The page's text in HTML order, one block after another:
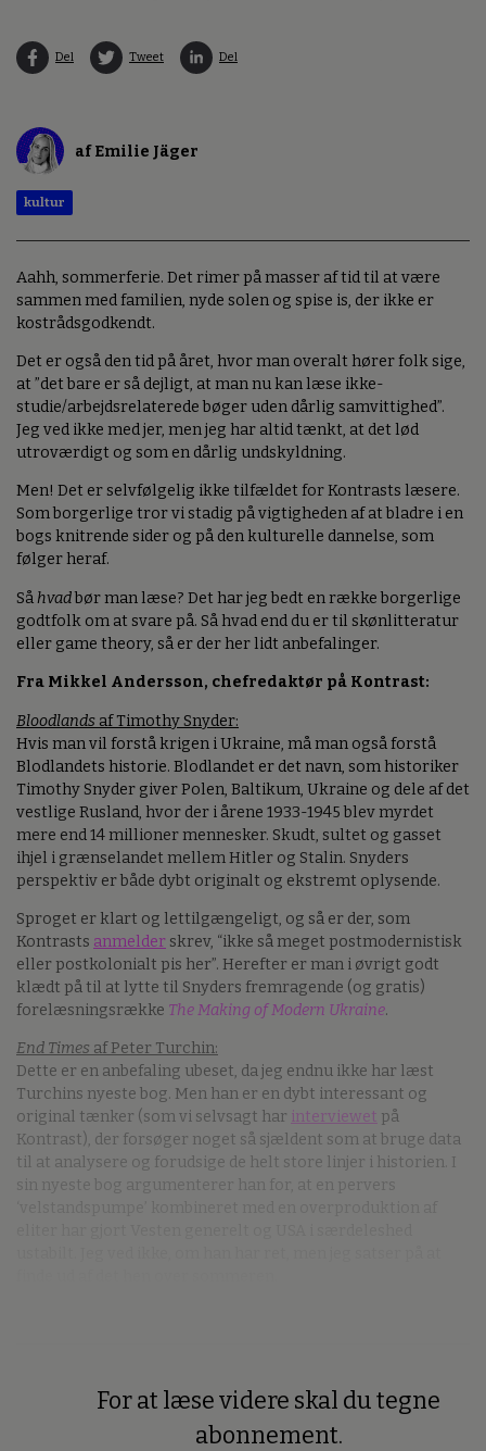
Del Tweet Del
af Emilie Jäger
kultur
Aahh, sommerferie. Det rimer på masser af tid til at være
sammen med familien, nyde solen og spise is, der ikke er
kostrådsgodkendt.
Det er også den tid på året, hvor man overalt hører folk sige,
at ”det bare er så dejligt, at man nu kan læse ikke-
studie/arbejdsrelaterede bøger uden dårlig samvittighed”.
Jeg ved ikke med jer, men jeg har altid tænkt, at det lød
utroværdigt og som en dårlig undskyldning.
Men! Det er selvfølgelig ikke tilfældet for Kontrasts læsere.
Som borgerlige tror vi stadig på vigtigheden af at bladre i en
bogs knitrende sider og på den kulturelle dannelse, som
følger heraf.
Såhvadbør man læse? Det har jeg bedt en række borgerlige
godtfolk om at svare på. Så hvad end du er til skønlitteratur
eller game theory, så er der her lidt anbefalinger.
Fra Mikkel Andersson, chefredaktør på Kontrast:
Bloodlands af Timothy Snyder:
Hvis man vil forstå krigen i Ukraine, må man også forstå
Blodlandets historie. Blodlandet er det navn, som historiker
Timothy Snyder giver Polen, Baltikum, Ukraine og dele af det
vestlige Rusland, hvor der i årene 1933-1945 blev myrdet
mere end 14 millioner mennesker. Skudt, sultet og gasset
ihjel i grænselandet mellem Hitler og Stalin. Snyders
perspektiv er både dybt originalt og ekstremt oplysende.
Sproget er klart og lettilgængeligt, og så er der, som
Kontrasts anmelder skrev, “ikke så meget postmodernistisk
eller postkolonialt pis her”. Herefter er man i øvrigt godt
klædt på til at lytte til Snyders fremragende (og gratis)
forelæsningsrække The Making of Modern Ukraine.
End Times af Peter Turchin:
Dette er en anbefaling ubeset, da jeg endnu ikke har læst
Turchins nyeste bog. Men han er en dybt interessant og
original tænker (som vi selvsagt har interviewet på
Kontrast), der forsøger noget så sjældent som at bruge data
til at analysere og forudsige de helt store linjer i historien. I
sin nyeste bog argumenterer han for, at en pervers
For at læse videre skal du tegne
abonnement.